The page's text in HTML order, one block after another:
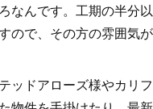
なんです。工期の半分
ので、その方の雰囲気
ッドアローズ様やカリ